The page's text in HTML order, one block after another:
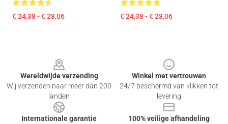
€ 24,38 - € 28,06 € 24,38 - € 28,06
Wereldwijde verzending
Wij verzenden naar meer dan 200
landen
Winkel met vertrouwen
24/7 beschermd van klikken tot
levering
Internationale garantie
100% veilige afhandeling